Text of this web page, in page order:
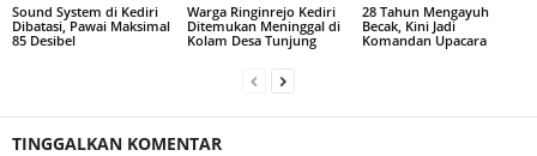
Sound System di Kediri
Dibatasi, Pawai Maksimal
85 Desibel
Warga Ringinrejo Kediri
Ditemukan Meninggal di
Kolam Desa Tunjung
28 Tahun Mengayuh
Becak, Kini Jadi
Komandan Upacara
TINGGALKAN KOMENTAR